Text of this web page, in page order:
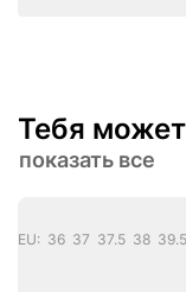
Тебя
показать все